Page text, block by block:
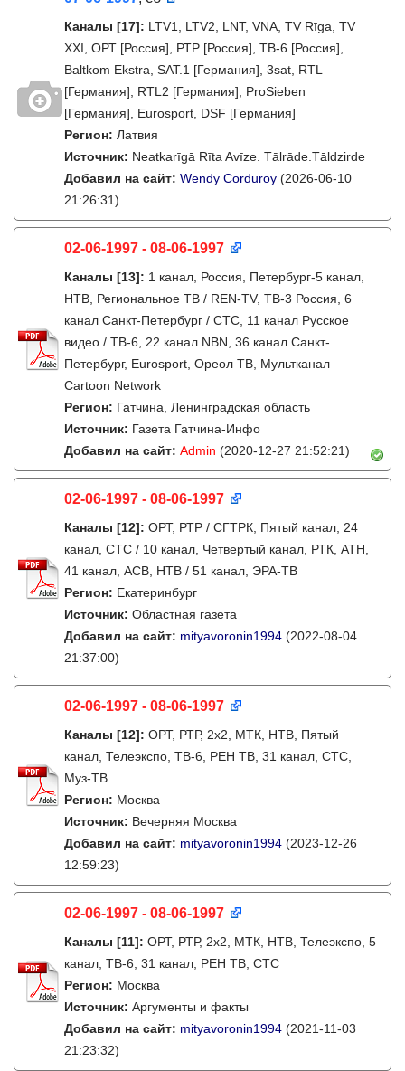
Каналы [17]: LTV1, LTV2, LNT, VNA, TV Rīga, TV
XXI, ОРТ [Россия], РТР [Россия], ТВ-6 [Россия],
Baltkom Ekstra, SAT.1 [Германия], 3sat, RTL
[Германия], RTL2 [Германия], ProSieben
[Германия], Eurosport, DSF [Германия]
Регион: Латвия
Источник: Neatkarīgā Rīta Avīze. Tālrāde.Tāldzirde
Добавил на сайт: Wendy Corduroy (2026-06-10
21:26:31)
02-06-1997 - 08-06-1997
Каналы [13]: 1 канал, Россия, Петербург-5 канал,
НТВ, Региональное ТВ / REN-TV, ТВ-3 Россия, 6
канал Санкт-Петербург / СТС, 11 канал Русское
видео / ТВ-6, 22 канал NBN, 36 канал Санкт-
Петербург, Eurosport, Ореол ТВ, Мультканал
Cartoon Network
Регион: Гатчина, Ленинградская область
Источник: Газета Гатчина-Инфо
Добавил на сайт: Admin (2020-12-27 21:52:21)
02-06-1997 - 08-06-1997
Каналы [12]: ОРТ, РТР / СГТРК, Пятый канал, 24
канал, СТС / 10 канал, Четвертый канал, РТК, АТН,
41 канал, АСВ, НТВ / 51 канал, ЭРА-ТВ
Регион: Екатеринбург
Источник: Областная газета
Добавил на сайт: mityavoronin1994 (2022-08-04
21:37:00)
02-06-1997 - 08-06-1997
Каналы [12]: ОРТ, РТР, 2х2, МТК, НТВ, Пятый
канал, Телеэкспо, ТВ-6, РЕН ТВ, 31 канал, СТС,
Муз-ТВ
Регион: Москва
Источник: Вечерняя Москва
Добавил на сайт: mityavoronin1994 (2023-12-26
12:59:23)
02-06-1997 - 08-06-1997
Каналы [11]: ОРТ, РТР, 2х2, МТК, НТВ, Телеэкспо, 5
канал, ТВ-6, 31 канал, РЕН ТВ, СТС
Регион: Москва
Источник: Аргументы и факты
Добавил на сайт: mityavoronin1994 (2021-11-03
21:23:32)